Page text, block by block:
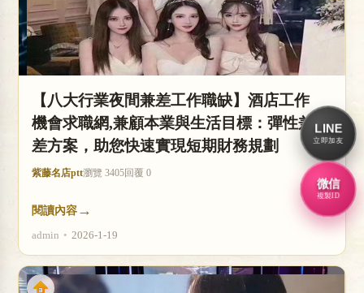
【八大行業夜間兼差工作職缺】酒店工作
機會求職網,兼顧本業與生活目標：彈性兼
差方案，助您快速實現短期財務規劃
紫藤名店ptt瀏覽 3405回覆 0
閱讀內容 →
admin • 2026-1-19
LINE
立即加友
微信
複製ID